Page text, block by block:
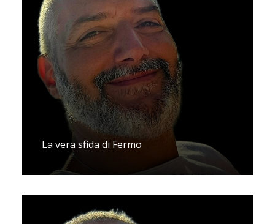
La vera sfida di Fermo